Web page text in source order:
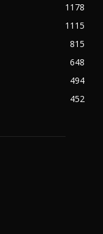
1178
1115
815
648
494
452